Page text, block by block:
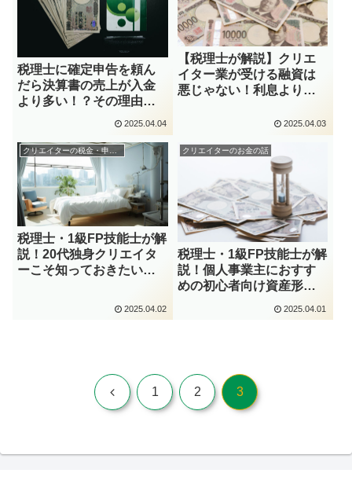
税理士に確定申告を頼ん
だら決算書の売上が入金
より多い！？その理由を
2025.04.04
【税理士が解説】クリエ
イター業が受ける融資は
悪じゃない！利息より
2025.04.03
税理士・1級FP技能士が解
説！20代独身クリエイタ
ーこそ知っておきたい
2025.04.02
クリエイターのお金の話
税理士・1級FP技能士が解
説！個人事業主におすす
めの初心者向け資産形成
2025.04.01
前 1 2 3